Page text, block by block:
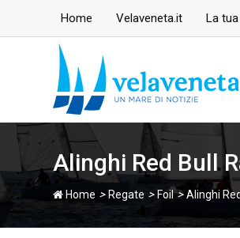
Home Velaveneta.it La
Alinghi Red Bull
Home > Regate > Foil>Alinghi